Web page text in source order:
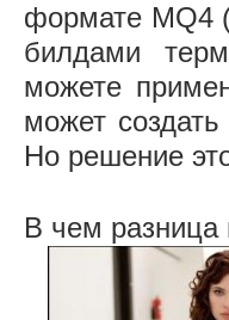
формате MQ4
билдами
можете
может
Но решение
В чем